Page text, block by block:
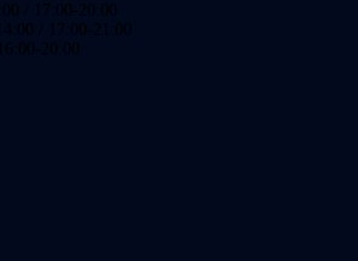
/ 17:00-20:00
/ 17:00-21:00
20:00